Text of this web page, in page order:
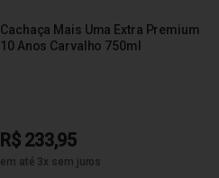
Cachaça Mais Uma Extra Premium
10 Anos Carvalho 750ml
R$ 233,95
em até 3x sem juros